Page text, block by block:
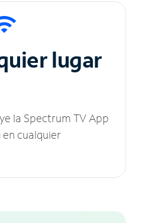
lugar
la Spectrum TV App
cualquier